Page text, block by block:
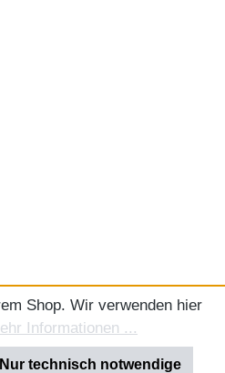
Shop. Wir verwenden hier
Informationen ...
Nur technisch notwendige